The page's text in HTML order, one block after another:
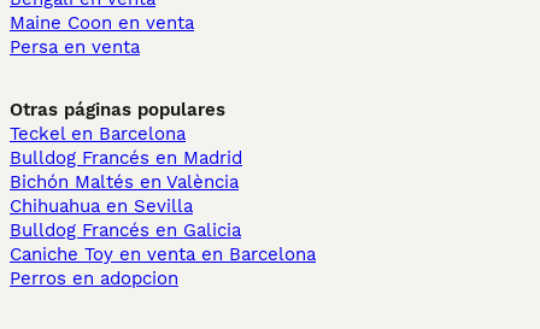
Maine Coon en venta
Persa en venta
Otras páginas populares
Teckel en Barcelona
Bulldog Francés en Madrid
Bichón Maltés en València
Chihuahua en Sevilla
Bulldog Francés en Galicia
Caniche Toy en venta en Barcelona
Perros en adopcion